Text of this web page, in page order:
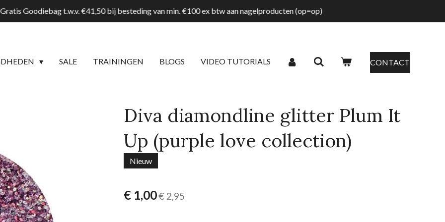
Goodiebag t.w.v. €41,50 bij besteding van min. €100 ex btw aan nagelproducten (op=op)
SALE TRAININGEN BLOGS VIDEO TUTORIALS CONTACT
Diva diamondline glitter Plum It
Up (purple love collection)
Nieuw
€ 1,00€ 2,95